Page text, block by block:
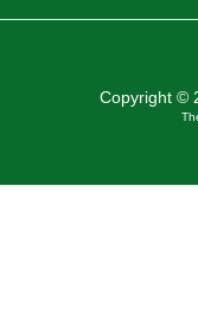
Copyright ©